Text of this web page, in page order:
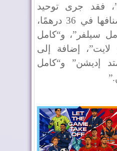
فقد جرى توحيد
أسعار عدد من أصنافها في 36 درهمًا،
سيلفر”، و“كامل
لايت”، إضافة إلى
إديشن” و“كامل
”.